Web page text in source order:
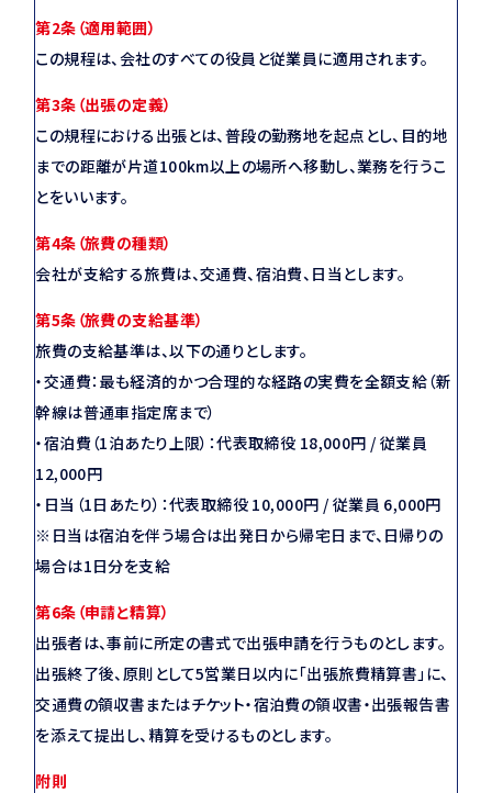
第2条（適用範囲）
この規程は、会社のすべての役員と従業員に適用されます。
第3条（出張の定義）
この規程における出張とは、普段の勤務地を起点とし、目的地
までの距離が片道100km以上の場所へ移動し、業務を行うこ
とをいいます。
第4条（旅費の種類）
会社が支給する旅費は、交通費、宿泊費、日当とします。
第5条（旅費の支給基準）
旅費の支給基準は、以下の通りとします。
・交通費：最も経済的かつ合理的な経路の実費を全額支給（新
幹線は普通車指定席まで）
・宿泊費（1泊あたり上限）：代表取締役 18,000円 / 従業員
12,000円
・日当（1日あたり）：代表取締役 10,000円 / 従業員 6,000円
※日当は宿泊を伴う場合は出発日から帰宅日まで、日帰りの
場合は1日分を支給
第6条（申請と精算）
出張者は、事前に所定の書式で出張申請を行うものとします。
出張終了後、原則として5営業日以内に「出張旅費精算書」に、
交通費の領収書またはチケット・宿泊費の領収書・出張報告書
を添えて提出し、精算を受けるものとします。
附則